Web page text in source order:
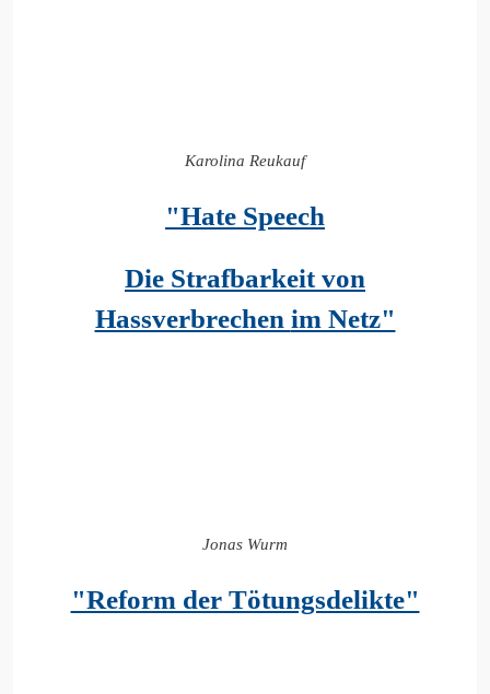
Karolina Reukauf
"Hate Speech
Die Strafbarkeit von
Hassverbrechen im Netz"
Jonas Wurm
"Reform der Tötungsdelikte"